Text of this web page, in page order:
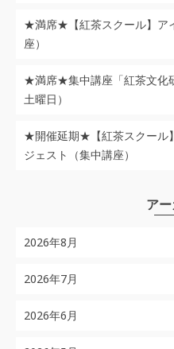
★満席★【紅茶スクール】ア
座）
★満席★集中講座「紅茶文化
土曜日）
★開催延期★【紅茶スクール
ジェスト（集中講座）
ア
2026年8月
2026年7月
2026年6月